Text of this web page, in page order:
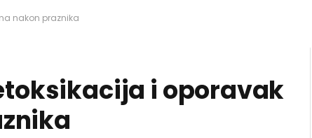
nakon praznika
i oporavak